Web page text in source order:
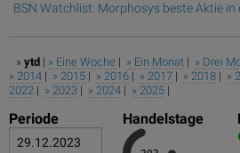
BSN Watchlist: Morphosys beste Aktie
» ytd | » Eine Woche | » Ein Monat | » Drei
» 2014 | » 2015 | » 2016 | » 2017 | » 2018 | »
2022 | » 2023 | » 2024 | » 2025 |
Periode Handelstage